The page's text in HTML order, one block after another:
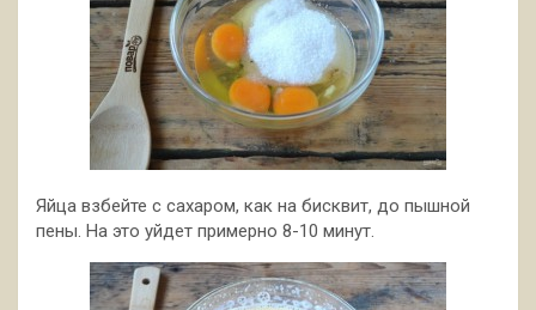
Яйца взбейте с сахаром, как на бисквит, до пышной
пены. На это уйдет примерно 8-10 минут.